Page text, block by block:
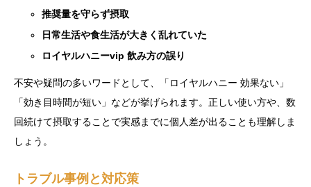
推奨量を守らず摂取
日常生活や食生活が大きく乱れていた
ロイヤルハニーvip 飲み方の誤り
不安や疑問の多いワードとして、「ロイヤルハニー 効果ない」
「効き目時間が短い」などが挙げられます。正しい使い方や、数
回続けて摂取することで実感までに個人差が出ることも理解しま
しょう。
トラブル事例と対応策